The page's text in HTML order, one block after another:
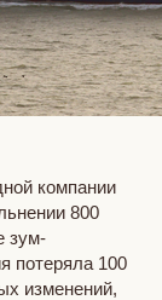
компании
800
зум-
потеряла 100
изменений,